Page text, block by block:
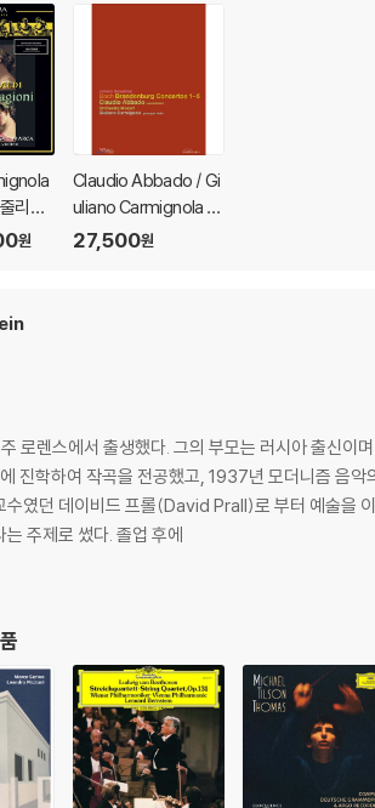
리아
원
Claudio Abbado / Gi
uliano Carmignola 바
흐: 브란덴부르크 협주
27,500원
로렌스에서 출생했다. 그의 부모는 러시아 출신이
진학하여 작곡을 전공했고, 1937년 모더니즘
수였던 데이비드 프롤(David Prall)로 부터 예술을
종적 요소가 미국 음악에 끼친 영향'이라는 주제로 썼다. 졸업 후에